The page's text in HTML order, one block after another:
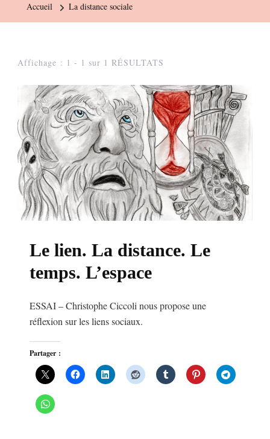
Accueil La distance sociale
Affichage : 1 - 1 sur 1 RÉSULTATS
Le lien. La distance. Le
temps. L’espace
ESSAI – Christophe Ciccoli nous propose une
réflexion sur les liens sociaux.
Partager :